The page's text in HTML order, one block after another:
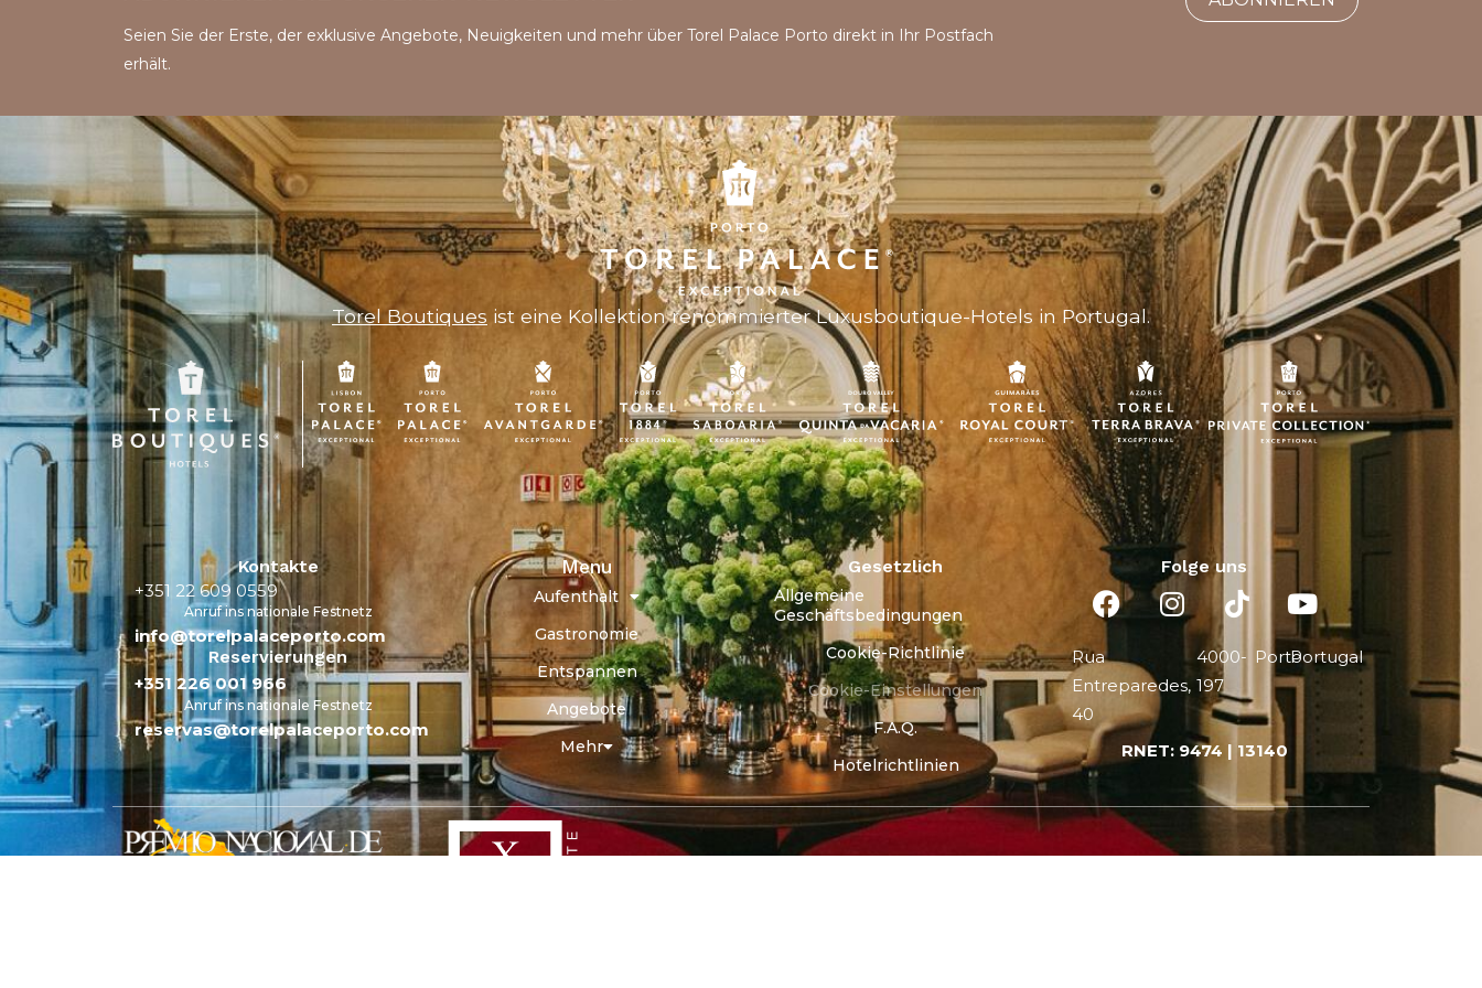
Seien Sie der Erste, der exklusive Angebote, Neuigkeiten und mehr über Torel Palace Porto direkt in Ihr Postfach
erhält.
Torel Boutiques ist eine Kollektion renommierter Luxusboutique-Hotels in Portugal.
Kontakte
+351 22 609 0559
Anruf ins nationale Festnetz
info@torelpalaceporto.com
Reservierungen
+351 226 001 966
Anruf ins nationale Festnetz
reservas@torelpalaceporto.com
Menu
Aufenthalt
Gastronomie
Entspannen
Angebote
Mehr
Gesetzlich
Allgemeine
Geschäftsbedingungen
Cookie-Richtlinie
Cookie-Einstellungen
F.A.Q.
Hotelrichtlinien
Folge uns
Rua
Entreparedes,
40
4000-
197
PortoPortugal
RNET: 9474 | 13140